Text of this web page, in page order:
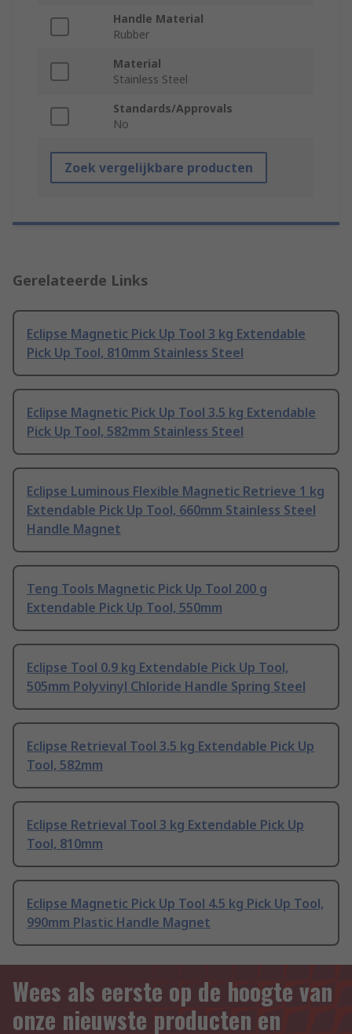
Handle Material
Rubber
Material
Stainless Steel
Standards/Approvals
No
Zoek vergelijkbare producten
Gerelateerde Links
Eclipse Magnetic Pick Up Tool 3 kg Extendable
Pick Up Tool, 810mm Stainless Steel
Eclipse Magnetic Pick Up Tool 3.5 kg Extendable
Pick Up Tool, 582mm Stainless Steel
Eclipse Luminous Flexible Magnetic Retrieve 1 kg
Extendable Pick Up Tool, 660mm Stainless Steel
Handle Magnet
Teng Tools Magnetic Pick Up Tool 200 g
Extendable Pick Up Tool, 550mm
Eclipse Tool 0.9 kg Extendable Pick Up Tool,
505mm Polyvinyl Chloride Handle Spring Steel
Eclipse Retrieval Tool 3.5 kg Extendable Pick Up
Tool, 582mm
Eclipse Retrieval Tool 3 kg Extendable Pick Up
Tool, 810mm
Eclipse Magnetic Pick Up Tool 4.5 kg Pick Up Tool,
990mm Plastic Handle Magnet
Wees als eerste op de hoogte van
onze nieuwste producten en